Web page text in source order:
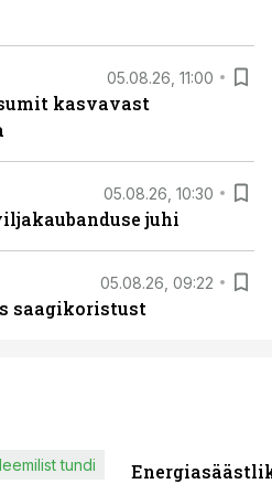
05.08.26, 11:00
kasvavast
05.08.26, 10:30
juhi
05.08.26, 09:22
saagikoristust
tundi